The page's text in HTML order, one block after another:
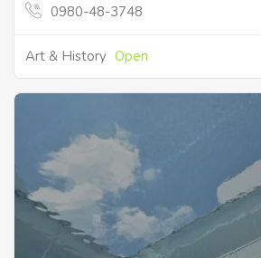
0980-48-3748
Art & History Open